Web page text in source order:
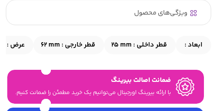
ویژگی‌های محصول
ابعاد : قطر داخلی : 25 mm قطر خارجی : 62 mm عرض :
ضمانت اصالت بیرینگ
با ارائه بیرینگ اورجینال می‎‌توانیم یک خرید مطمئن را ضمانت کنیم.